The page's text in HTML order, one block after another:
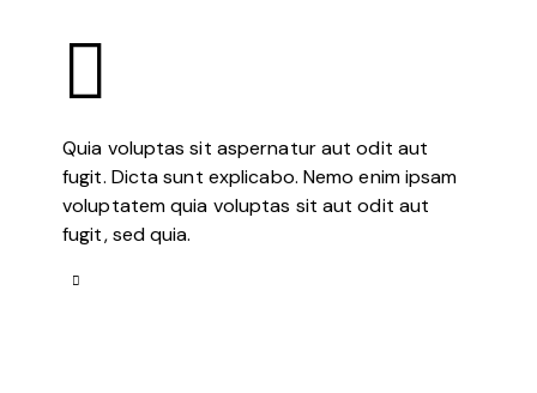
Quia voluptas sit aspernatur aut odit aut
fugit. Dicta sunt explicabo. Nemo enim ipsam
voluptatem quia voluptas sit aut odit aut
fugit, sed quia.